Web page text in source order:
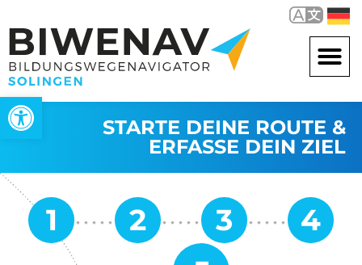
Werkzeugleiste öffnen
STARTE DEINE ROUTE &
ERFASSE DEIN ZIEL